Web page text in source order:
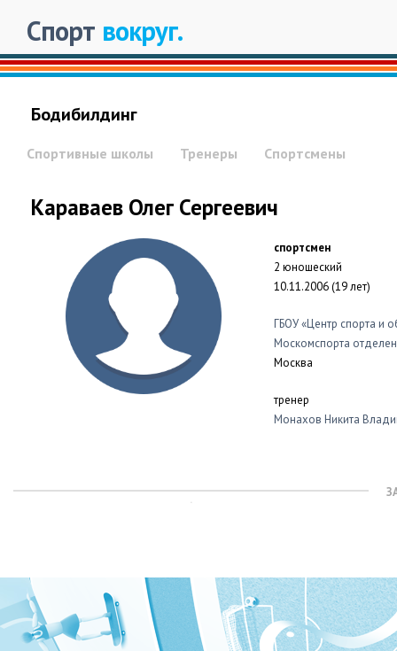
Спорт вокруг.
Бодибилдинг
Спортивные школы Тренеры Спортсмены
Караваев Олег Сергеевич
спортсмен
2 юношеский
10.11.2006 (19 лет)
ГБОУ «Центр спорта и
Москомспорта
Москва
тренер
Монахов Никита